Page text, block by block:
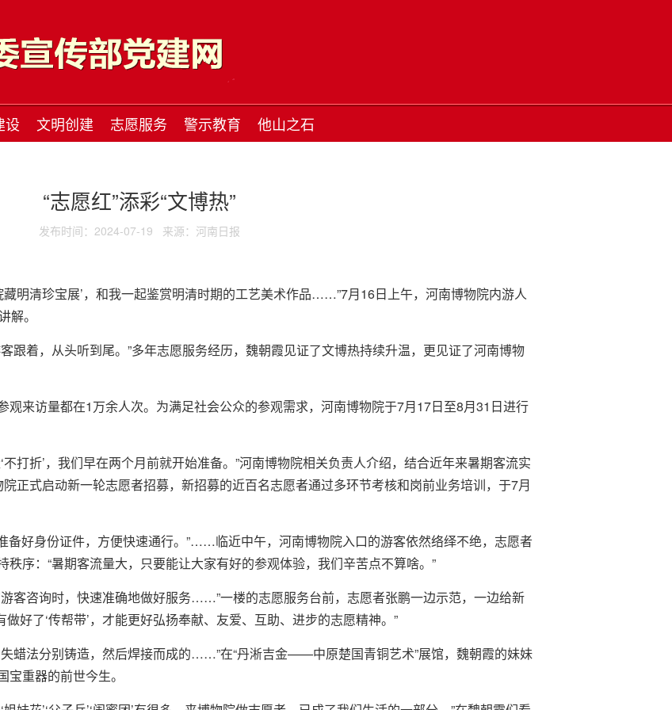
设 文明创建 志愿服务 警示教育 他山之石
“志愿红”添彩“文博热”
发布时间：2024-07-19 来源：河南日报
明清珍宝展’，和我一起鉴赏明清时期的工艺美术作品……”7月16日上午，河南博物院内游人
解。
跟着，从头听到尾。”多年志愿服务经历，魏朝霞见证了文博热持续升温，更见证了河南博物
观来访量都在1万余人次。为满足社会公众的参观需求，河南博物院于7月17日至8月31日进行
打折’，我们早在两个月前就开始准备。”河南博物院相关负责人介绍，结合近年来暑期客流实
正式启动新一轮志愿者招募，新招募的近百名志愿者通过多环节考核和岗前业务培训，于7月
备好身份证件，方便快速通行。”……临近中午，河南博物院入口的游客依然络绎不绝，志愿者
序：“暑期客流量大，只要能让大家有好的参观体验，我们辛苦点不算啥。”
客咨询时，快速准确地做好服务……”一楼的志愿服务台前，志愿者张鹏一边示范，一边给新
做好了‘传帮带’，才能更好弘扬奉献、友爱、互助、进步的志愿精神。”
蜡法分别铸造，然后焊接而成的……”在“丹淅吉金——中原楚国青铜艺术”展馆，魏朝霞的妹妹
重器的前世今生。